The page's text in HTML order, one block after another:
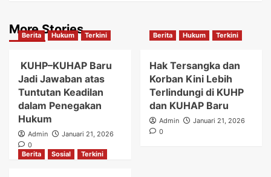
More Stories
Berita Hukum Terkini
KUHP–KUHAP Baru
Jadi Jawaban atas
Tuntutan Keadilan
dalam Penegakan
Hukum
Admin
Januari 21, 2026
0
Berita Hukum Terkini
Hak Tersangka dan
Korban Kini Lebih
Terlindungi di KUHP
dan KUHAP Baru
Admin
Januari 21, 2026
0
Berita Sosial Terkini